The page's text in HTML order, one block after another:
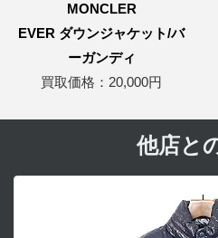
MONCLER
EVER ダウンジャケット/バ
ーガンディ
買取価格：20,000円
他店と